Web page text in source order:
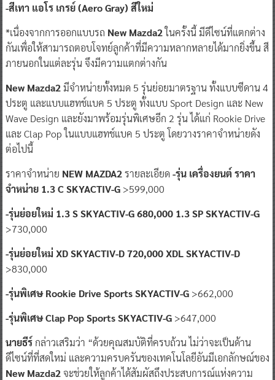
-สีเทา แอโร เกรย์ (Aero Gray) สีใหม่
*เนื่องจากการออกแบบรถ New Mazda2ในครั้งนี้ มีดีไซน์ที่แตกต่าง
กันเพื่อให้สามารถตอบโจทย์ลูกค้าที่มีความหลากหลายได้มากยิ่งขึ้น สี
ภายนอกในแต่ละรุ่น จึงมีความแตกต่างกัน
New Mazda2มีจำหน่ายทั้งหมด 5 รุ่นย่อยมาตรฐาน ทั้งแบบซีดาน 4
ประตู และแบบแฮทช์แบค 5 ประตู ทั้งแบบ Sport Design และ New
Wave Design และยังมาพร้อมรุ่นพิเศษอีก 2 รุ่น ได้แก่ Rookie Drive
และ Clap Pop ในแบบแฮทช์แบค 5 ประตู โดยวางราคาจำหน่ายดัง
ต่อไปนี้
ราคาจำหน่าย NEW MAZDA2รายละเอียด-รุ่น เครื่องยนต์ ราคา
จำหน่าย 1.3 C SKYACTIV-G>599,000
-รุ่นย่อยใหม่ 1.3 S SKYACTIV-G 680,000 1.3 SP SKYACTIV-G
>730,000
-รุ่นย่อยใหม่ XD SKYACTIV-D 720,000 XDL SKYACTIV-D
>830,000
-รุ่นพิเศษ Rookie Drive Sports SKYACTIV-G>662,000
-รุ่นพิเศษ Clap Pop Sports SKYACTIV-G >647,000
นายธีร์กล่าวเสริมว่า “ด้วยคุณสมบัติที่ครบถ้วน ไม่ว่าจะเป็นด้าน
ดีไซน์ที่ที่สดใหม่ และความครบครันของเทคโนโลยีอันมีเอกลักษณ์ของ
New Mazda2จะช่วยให้ลูกค้าได้สัมผัสถึงประสบการณ์แห่งความ